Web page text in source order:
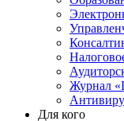
Журнал
Для кого